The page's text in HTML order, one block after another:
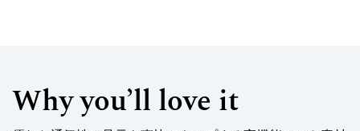
Why you’ll love it